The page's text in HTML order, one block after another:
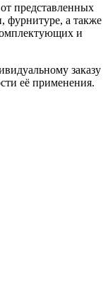
представленных
фурнитуре, а также
и
заказу
её применения.